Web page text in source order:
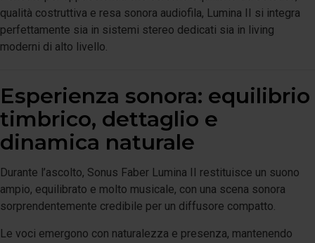
qualità costruttiva e resa sonora audiofila, Lumina II si integra
perfettamente sia in sistemi stereo dedicati sia in living
moderni di alto livello.
Esperienza sonora: equilibrio
timbrico, dettaglio e
dinamica naturale
Durante l’ascolto, Sonus Faber Lumina II restituisce un suono
ampio, equilibrato e molto musicale, con una scena sonora
sorprendentemente credibile per un diffusore compatto.
Le voci emergono con naturalezza e presenza, mantenendo